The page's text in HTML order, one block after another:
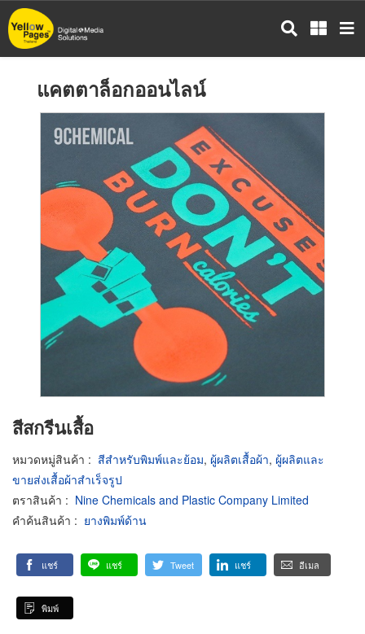
ข้าม
ไป
แคตตาล็อกออนไลน์
สีสกรีนเสื้อ
หมวดหมู่สินค้า : สีสำหรับพิมพ์และย้อม, ผู้ผลิตเสื้อผ้า, ผู้ผลิตและ
ขายส่งเสื้อผ้าสำเร็จรูป
ตราสินค้า : Nine Chemicals and Plastic Company Limited
คำค้นสินค้า : ยางพิมพ์ด้าน
แชร์ แชร์ Tweet แชร์ อีเมล
พิมพ์